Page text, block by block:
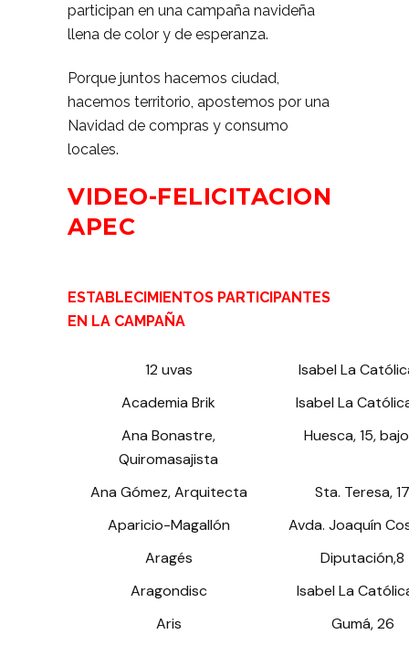
participan en una campaña navideña
llena de color y de esperanza.
Porque juntos hacemos ciudad,
hacemos territorio, apostemos por una
Navidad de compras y consumo
locales.
VIDEO-FELICITACION
APEC
ESTABLECIMIENTOS PARTICIPANTES
EN LA CAMPAÑA
12 uvas
Isabel La
Academia Brik
Isabel La
Ana Bonastre,
Quiromasajista
Huesca, 15,
Ana Gómez, Arquitecta
Sta. Teresa, 17
Aparicio-Magallón
Avda. Joaquín
Aragés
Diputación,8
Aragondisc
Isabel La
Aris
Gumá, 26